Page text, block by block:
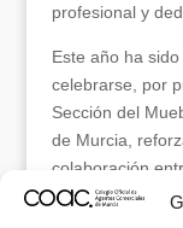
profesional y
Este año ha
celebrarse, por
Sección del
de Murcia,
colaboración
Gracias a todos